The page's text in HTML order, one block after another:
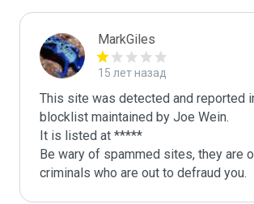
MarkGiles
15 лет назад
This site was detected and reported
blocklist maintained by Joe Wein.
It is listed at *****
Be wary of spammed sites, they are
criminals who are out to defraud you.